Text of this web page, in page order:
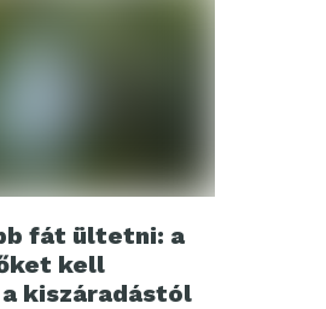
fát ültetni: a
kell
kiszáradástól